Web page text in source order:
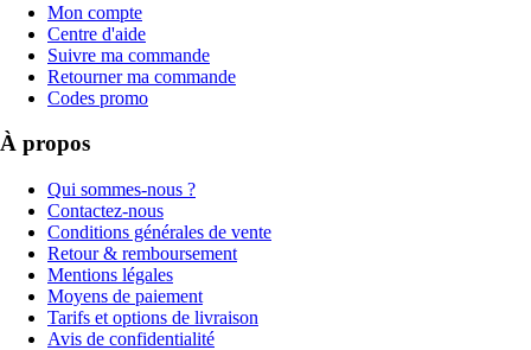
Mon compte
Centre d'aide
Suivre ma commande
Retourner ma commande
Codes promo
À propos
Qui sommes-nous ?
Contactez-nous
Conditions générales de vente
Retour & remboursement
Mentions légales
Moyens de paiement
Tarifs et options de livraison
Avis de confidentialité